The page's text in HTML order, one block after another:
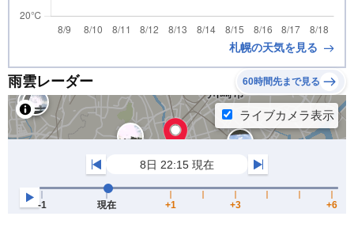
札幌の天気を見る
雨雲レーダー 60時間先まで見る